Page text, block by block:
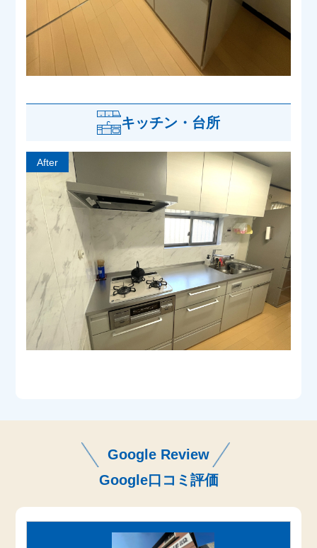
キッチン・台所
After
Google Review
Google口コミ評価